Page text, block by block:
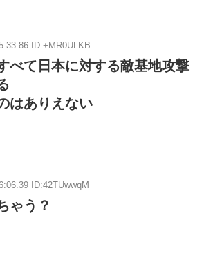
ID:+MR0ULKB
べて日本に対する敵基地攻撃
はありえない
ID:42TUwwqM
ゃう？